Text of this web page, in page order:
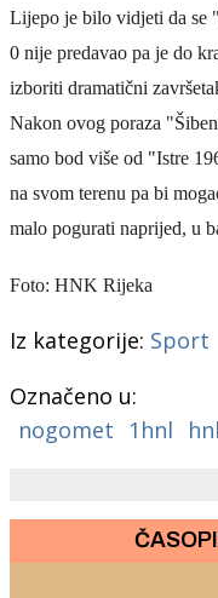
Lijepo je bilo vidjeti da se
0 nije predavao pa je do
izboriti dramatični
Nakon ovog poraza
samo bod više od "Istre
na svom terenu pa bi
malo pogurati naprijed, u
Foto: HNK Rijeka
Iz kategorije: Sport
Označeno u:
nogomet
1hnl